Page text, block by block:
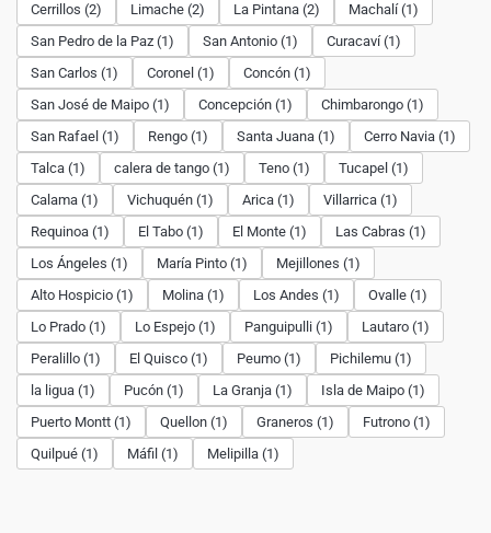
Cerrillos (2)
Limache (2) La Pintana (2)
Machalí (1)
San Pedro de la Paz (1)
San Antonio (1)
Curacaví (1)
San Carlos (1)
Coronel (1)
Concón (1)
San José de Maipo (1)
Concepción (1)
Chimbarongo (1)
San Rafael (1)
Rengo (1) Santa Juana (1)
Cerro Navia (1)
Talca (1)
calera de tango (1) Teno (1)
Tucapel (1)
Calama (1)
Vichuquén (1) Arica (1)
Villarrica (1)
Requinoa (1)
El Tabo (1) El Monte (1)
Las Cabras (1)
Los Ángeles (1)
María Pinto (1)
Mejillones (1)
Alto Hospicio (1)
Molina (1) Los Andes (1)
Ovalle (1)
Lo Prado (1)
Lo Espejo (1) Panguipulli (1)
Lautaro (1)
Peralillo (1)
El Quisco (1) Peumo (1)
Pichilemu (1)
la ligua (1)
Pucón (1) La Granja (1)
Isla de Maipo (1)
Puerto Montt (1)
Quellon (1) Graneros (1)
Futrono (1)
Quilpué (1)
Máfil (1) Melipilla (1)